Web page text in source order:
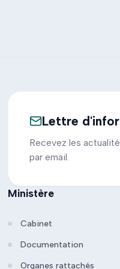
Lettre
Recevez les
par email.
Ministère
Cabinet
Documentation
Organes rattachés